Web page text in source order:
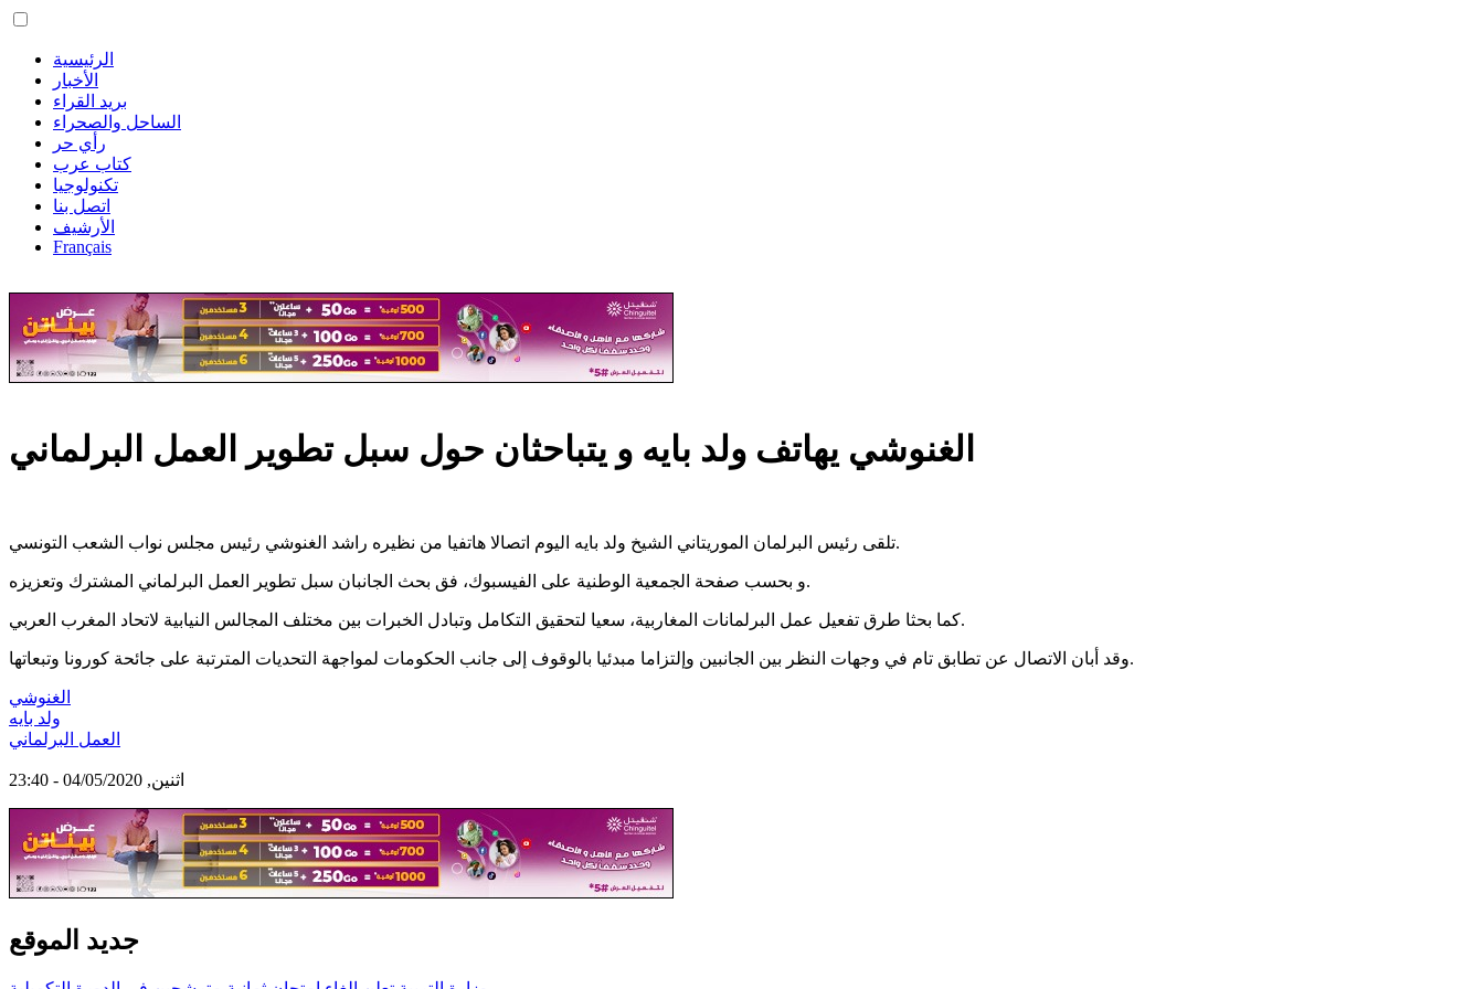
الرئيسية
الأخبار
بريد القراء
الساحل والصحراء
رأي حر
كتاب عرب
تكنولوجيا
اتصل بنا
الأرشيف
Français
الغنوشي يهاتف ولد بايه و يتباحثان حول سبل تطوير العمل البرلماني
تلقى رئيس البرلمان الموريتاني الشيخ ولد بايه اليوم اتصالا هاتفيا من نظيره راشد الغنوشي رئيس مجلس نواب الشعب التونسي.
و بحسب صفحة الجمعية الوطنية على الفيسبوك، فق بحث الجانبان سبل تطوير العمل البرلماني المشترك وتعزيزه.
كما بحثا طرق تفعيل عمل البرلمانات المغاربية، سعيا لتحقيق التكامل وتبادل الخبرات بين مختلف المجالس النيابية لاتحاد المغرب العربي.
وقد أبان الاتصال عن تطابق تام في وجهات النظر بين الجانبين وإلتزاما مبدئيا بالوقوف إلى جانب الحكومات لمواجهة التحديات المترتبة على جائحة كورونا وتبعاتها.
الغنوشي
ولد بايه
العمل البرلماني
اثنين, 04/05/2020 - 23:40
جديد الموقع